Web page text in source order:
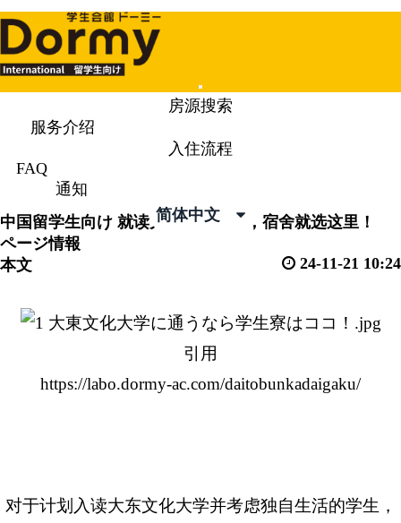
Mobile
Menu
房源搜索
服务介绍
入住流程
FAQ
通知
简体中文
通知
中国留学生向け 就读大东文化大学，宿舍就选这里！
ページ情報
24-11-21 10:24
本文
引用
https://labo.dormy-ac.com/daitobunkadaigaku/
对于计划入读大东文化大学并考虑独自生活的学生，